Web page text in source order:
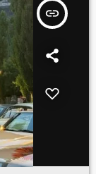
insert_link